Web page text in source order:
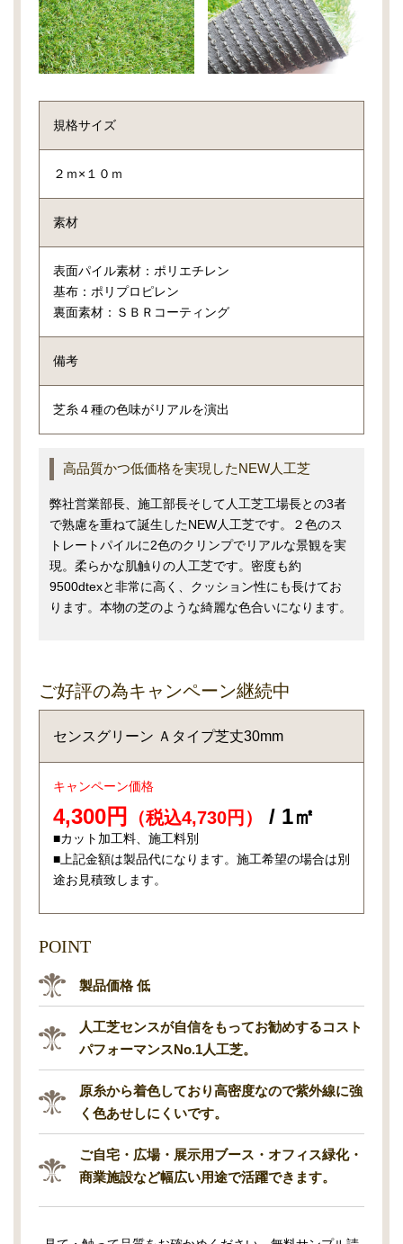
規格サイズ
２ｍ×１０ｍ
素材
表面パイル素材：ポリエチレン
基布：ポリプロピレン
裏面素材：ＳＢＲコーティング
備考
芝糸４種の色味がリアルを演出
高品質かつ低価格を実現したNEW人工芝
弊社営業部長、施工部長そして人工芝工場長との3者
で熟慮を重ねて誕生したNEW人工芝です。２色のス
トレートパイルに2色のクリンプでリアルな景観を実
現。柔らかな肌触りの人工芝です。密度も約
9500dtexと非常に高く、クッション性にも長けてお
ります。本物の芝のような綺麗な色合いになります。
ご好評の為キャンペーン継続中
センスグリーン Ａタイプ芝丈30mm
キャンペーン価格
4,300円 （税込4,730円） / 1㎡
■カット加工料、施工料別
■上記金額は製品代になります。施工希望の場合は別
途お見積致します。
POINT
製品価格 低
人工芝センスが自信をもってお勧めするコスト
パフォーマンスNo.1人工芝。
原糸から着色しており高密度なので紫外線に強
く色あせしにくいです。
ご自宅・広場・展示用ブース・オフィス緑化・
商業施設など幅広い用途で活躍できます。